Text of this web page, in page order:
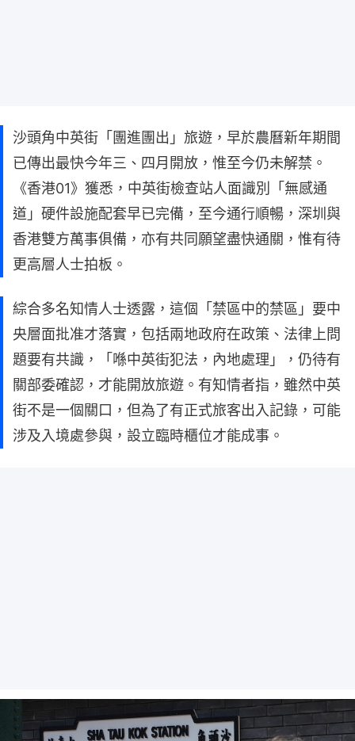
沙頭角中英街「團進團出」旅遊，早於農曆新年期間
已傳出最快今年三、四月開放，惟至今仍未解禁。
《香港01》獲悉，中英街檢查站人面識別「無感通
道」硬件設施配套早已完備，至今通行順暢，深圳與
香港雙方萬事俱備，亦有共同願望盡快通關，惟有待
更高層人士拍板。
綜合多名知情人士透露，這個「禁區中的禁區」要中
央層面批准才落實，包括兩地政府在政策、法律上問
題要有共識，「喺中英街犯法，內地處理」，仍待有
關部委確認，才能開放旅遊。有知情者指，雖然中英
街不是一個關口，但為了有正式旅客出入記錄，可能
涉及入境處參與，設立臨時櫃位才能成事。